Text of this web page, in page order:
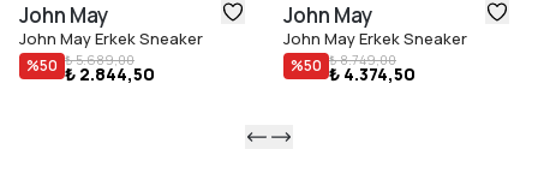
John May
John May Erkek Sneaker
%50 ₺ 5.689,00
₺ 2.844,50
John May
John May Erkek Sneaker
%50 ₺ 8.749,00
₺ 4.374,50